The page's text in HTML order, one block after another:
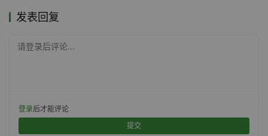
发表回复
请登录后评论...
登录后才能评论
提交